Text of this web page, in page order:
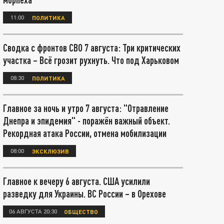
11:00 ПОЛИТИКА
Сводка с фронтов СВО 7 августа: Три критических
участка – Всё грозит рухнуть. Что под Харьковом
08:30 ПОЛИТИКА
Главное за ночь и утро 7 августа: "Отравление
Днепра и эпидемия" - поражён важный объект.
Рекордная атака России, отмена мобилизации
08:00 ЭКСКЛЮЗИВ
Главное к вечеру 6 августа. США усилили
разведку для Украины. ВС России – в Орехове
06 АВГУСТА 20:30 ОБЩЕСТВО